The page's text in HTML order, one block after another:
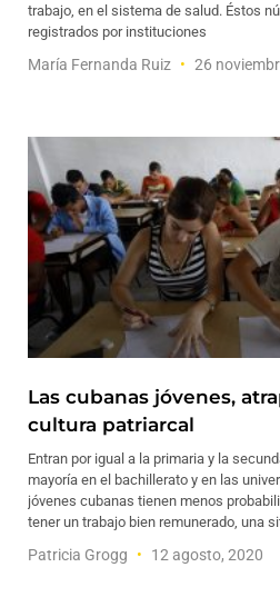
trabajo, en el sistema de salud. Éstos
registrados por instituciones
María Fernanda Ruiz 26
Las cubanas jóvenes,
cultura patriarcal
Entran por igual a la primaria y la
mayoría en el bachillerato y en las
jóvenes cubanas tienen menos
tener un trabajo bien remunerado, una
Patricia Grogg 12 agosto, 2020